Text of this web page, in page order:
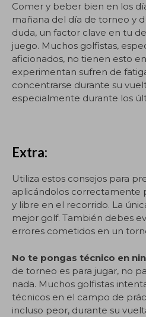
Comer y beber bien en los
mañana del día de torneo y
duda, un factor clave en tu
juego. Muchos golfistas,
aficionados, no tienen esto
experimentan sufren de
concentrarse durante su
especialmente durante los
Extra:
Utiliza estos consejos para
aplicándolos correctamente
y libre en el recorrido. La
mejor golf. También debes
errores cometidos en un
No te pongas técnico en
de torneo es para jugar, no
nada. Muchos golfistas
técnicos en el campo de
incluso peor, durante su